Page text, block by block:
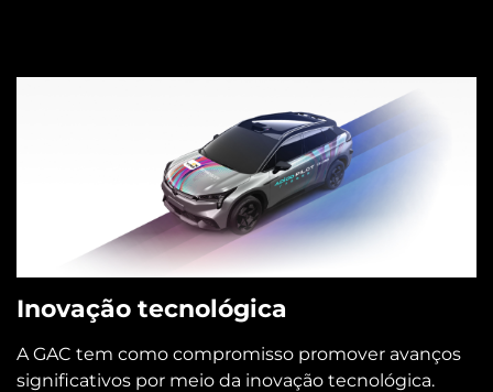
Inovação tecnológica
A GAC tem como compromisso promover avanços
significativos por meio da inovação tecnológica.